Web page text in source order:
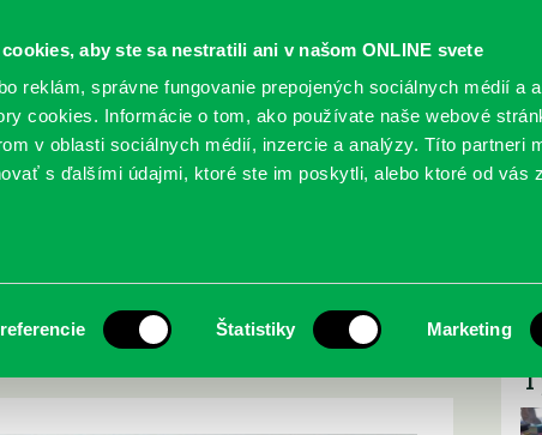
aby ste sa nestratili ani v našom ONLINE svete
reklám, správne fungovanie prepojených sociálnych médií a
cookies. Informácie o tom, ako používate naše webové
v oblasti sociálnych médií, inzercie a analýzy. Títo partneri
s ďalšími údajmi, ktoré ste im poskytli, alebo ktoré od vás
Štatistiky Marketing
SLUŽBY PODUJATIA POBOČKY O
alebo ako maliari